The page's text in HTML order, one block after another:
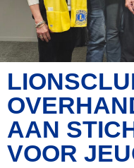
AAN
VOOR